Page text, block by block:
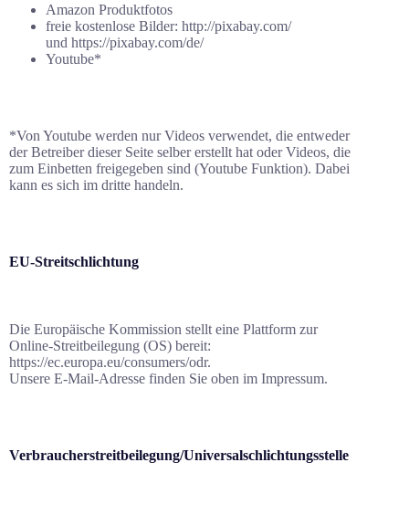
Amazon Produktfotos
freie kostenlose Bilder: http://pixabay.com/
und https://pixabay.com/de/
Youtube*
*Von Youtube werden nur Videos verwendet, die entweder
der Betreiber dieser Seite selber erstellt hat oder Videos, die
zum Einbetten freigegeben sind (Youtube Funktion). Dabei
kann es sich im dritte handeln.
EU-Streitschlichtung
Die Europäische Kommission stellt eine Plattform zur
Online-Streitbeilegung (OS) bereit:
https://ec.europa.eu/consumers/odr.
Unsere E-Mail-Adresse finden Sie oben im Impressum.
Verbraucher­streit­beilegung/Universal­schlichtungs­stelle